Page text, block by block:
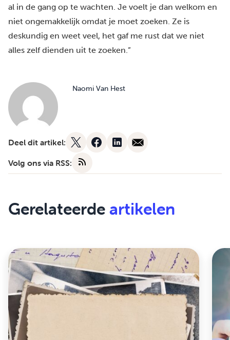
al in de gang op te wachten. Je voelt je dan welkom en
niet ongemakkelijk omdat je moet zoeken. Ze is
deskundig en weet veel, het gaf me rust dat we niet
alles zelf dienden uit te zoeken.”
Naomi Van Hest
Deel dit artikel:
Volg ons via RSS:
Gerelateerde artikelen